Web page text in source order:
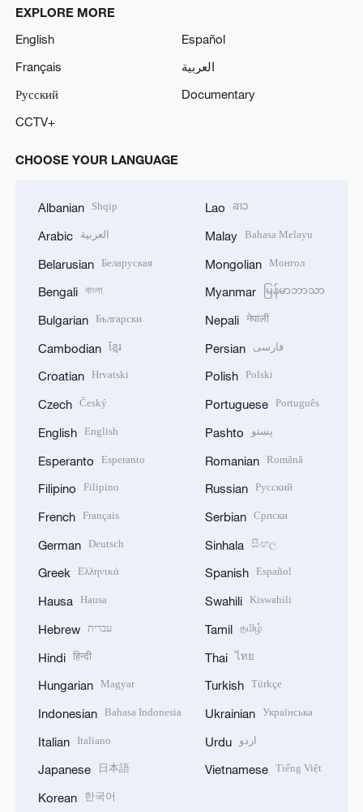
EXPLORE MORE
English
Español
Français
العربية
Русский
Documentary
CCTV+
CHOOSE YOUR LANGUAGE
Albanian Shqip
Arabic العربية
Belarusian Беларуская
Bengali বাংলা
Bulgarian Български
Cambodian ខ្មែរ
Croatian Hrvatski
Czech Český
English English
Esperanto Esperanto
Filipino Filipino
French Français
German Deutsch
Greek Ελληνικά
Hausa Hausa
Hebrew עברית
Hindi हिन्दी
Hungarian Magyar
Indonesian Bahasa Indonesia
Italian Italiano
Japanese 日本語
Korean 한국어
Lao ລາວ
Malay Bahasa Melayu
Mongolian Монгол
Myanmar မြန်မာဘာသာ
Nepali नेपाली
Persian فارسی
Polish Polski
Portuguese Português
Pashto پښتو
Romanian Română
Russian Русский
Serbian Српски
Sinhala සිංහල
Spanish Español
Swahili Kiswahili
Tamil தமிழ்
Thai ไทย
Turkish Türkçe
Ukrainian Українська
Urdu اردو
Vietnamese Tiếng Việt